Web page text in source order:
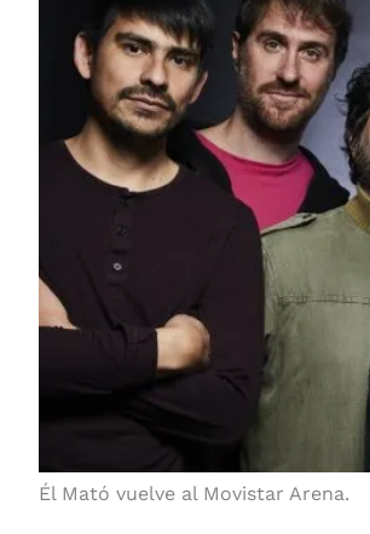
Él Mató vuelve al Movistar Arena.